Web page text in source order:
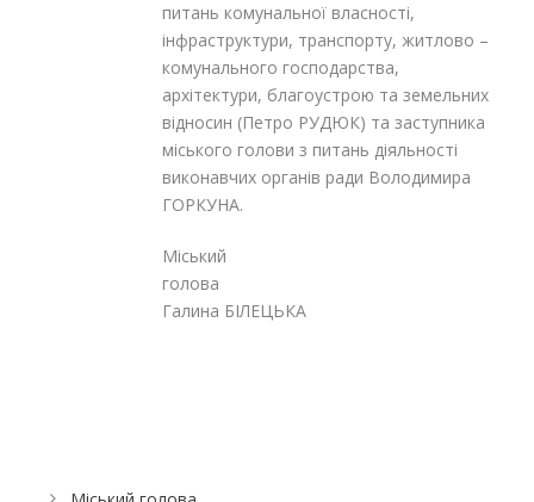
питань комунальної власності,
інфраструктури, транспорту, житлово –
комунального господарства,
архітектури, благоустрою та земельних
відносин (Петро РУДЮК) та заступника
міського голови з питань діяльності
виконавчих органів ради Володимира
ГОРКУНА.
Міський
Галина БІЛЕЦЬКА